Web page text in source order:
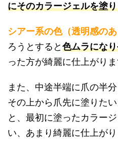
にそのカラージェルを塗
シアー系の色（透明感のあ
ろうとすると色ムラにな
った方が綺麗に仕上がりま
また、中途半端に爪の半
その上から爪先に塗りた
と、最初に塗ったカラー
い、あまり綺麗に仕上がり